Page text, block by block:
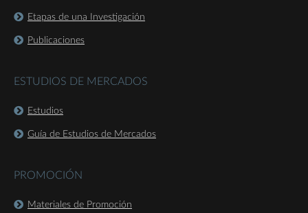
Etapas de una Investigación
Publicaciones
ESTUDIOS DE MERCADOS
Estudios
Guía de Estudios de Mercados
PROMOCIÓN
Materiales de Promoción